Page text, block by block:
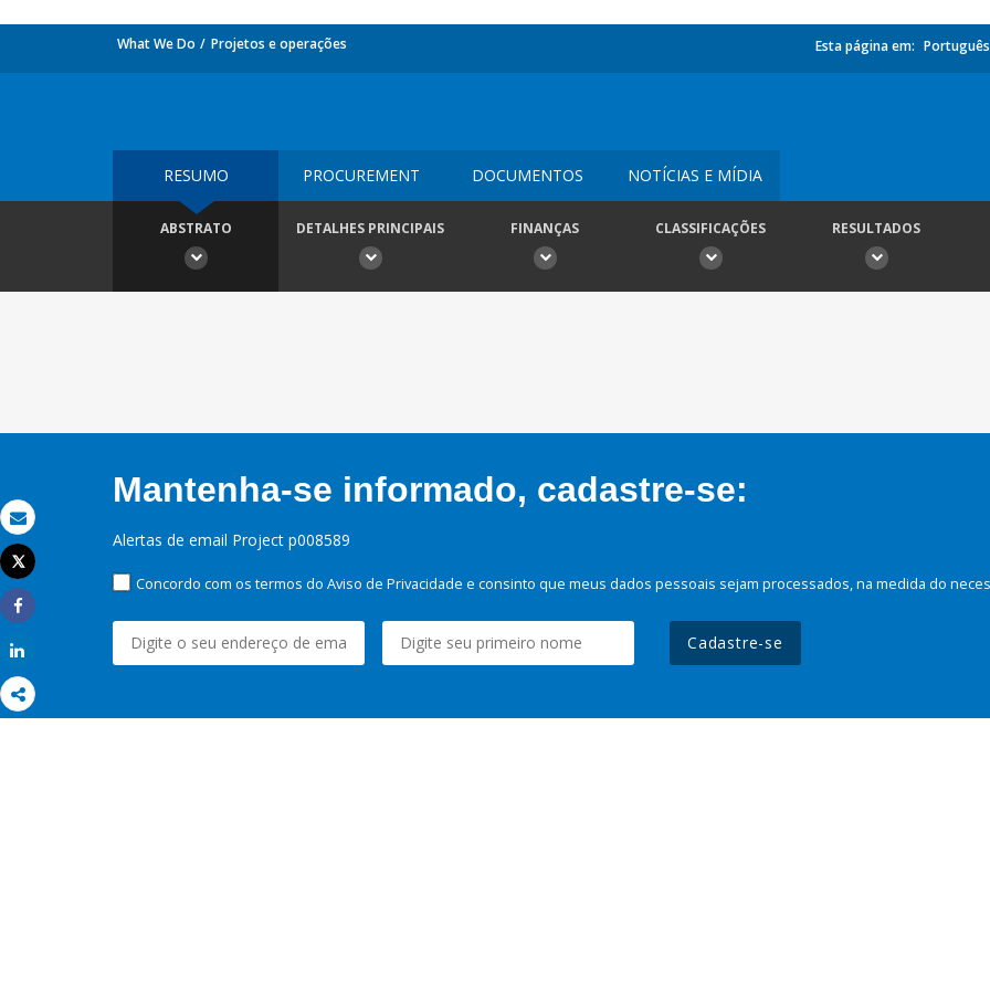
Email
Imprimir
Tweet
Share
What We Do Projetos e operações Esta página em: Português
RESUMO PROCUREMENT DOCUMENTOS NOTÍCIAS E MÍDIA
ABSTRATO DETALHES PRINCIPAIS FINANÇAS CLASSIFICAÇÕES RESULTADOS
Mantenha-se informado, cadastre-se:
Alertas de email Project p008589
Concordo com os termos do Aviso de Privacidade e consinto que meus dados pessoais sejam processados, na medida do
Cadastre-se